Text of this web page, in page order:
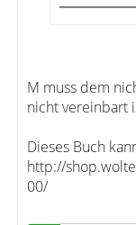
M muss dem
nicht vereinbart
Dieses Buch
http://
00/